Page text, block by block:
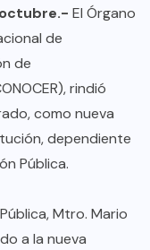
El Órgano
de
de
rindió
como nueva
dependiente
Pública.
Mtro. Mario
a la nueva